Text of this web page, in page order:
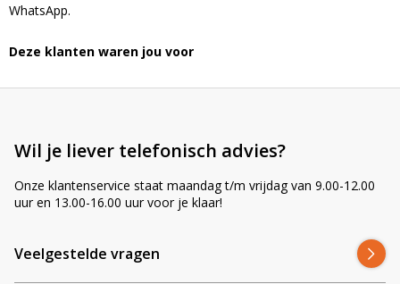
WhatsApp.
Deze klanten waren jou voor
Wil je liever telefonisch advies?
Onze klantenservice staat maandag t/m vrijdag van 9.00-12.00
uur en 13.00-16.00 uur voor je klaar!
Veelgestelde vragen